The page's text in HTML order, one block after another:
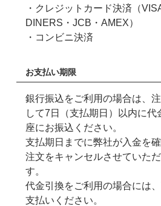
・クレジットカード決済（
DINERS・JCB・AMEX）
・コンビニ決済
お支払い期限
銀行振込をご利用の場合は、
して7日（支払期日）以内に代
座にお振込ください。
支払期日までに弊社が入金を
注文をキャンセルさせていた
す。
代金引換をご利用の場合には
支払いください。